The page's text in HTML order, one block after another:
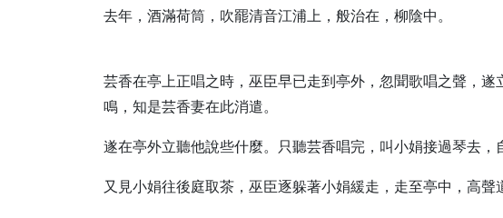
去年，酒滿荷筒，吹罷清音江浦上，般治在，柳陰中。
芸香在亭上正唱之時，巫臣早已走到亭外，忽聞歌唱之聲，
鳴，知是芸香妻在此消遣。
遂在亭外立聽他說些什麼。只聽芸香唱完，叫小娟接過琴去，
又見小娟往後庭取茶，巫臣逐躲著小娟緩走，走至亭中，高聲